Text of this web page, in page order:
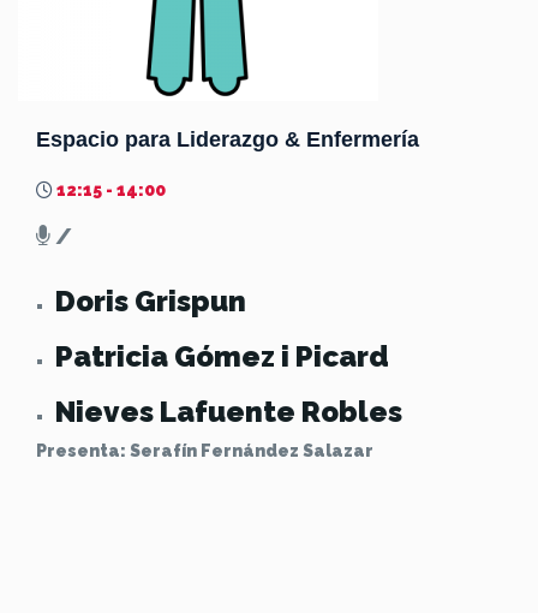
Espacio para Liderazgo & Enfermería
12:15 - 14:00
/
Doris Grispun
Patricia Gómez i Picard
Nieves Lafuente Robles
Presenta: Serafín Fernández Salazar